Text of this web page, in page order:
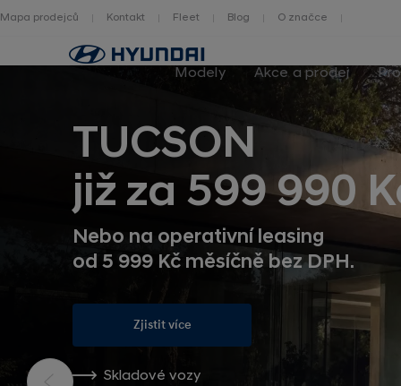
Mapa prodejců Kontakt Fleet Blog O značce
Zpět
na
homepage
Modely Akce a prodej
TUCSON
již za 599 990
Nebo na operativní leasing
od 5 999 Kč měsíčně bez DPH.
Zjistit více
Skladové vozy